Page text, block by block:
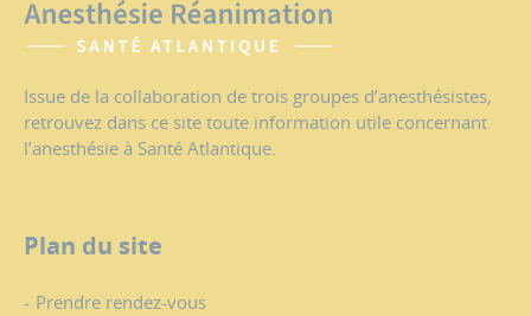
Issue de la collaboration de trois groupes d’anesthésistes,
retrouvez dans ce site toute information utile concernant
l’anesthésie à Santé Atlantique.
Plan du site
Prendre rendez-vous